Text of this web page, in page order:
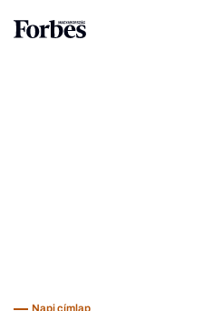
Üzlet
Napi címlap